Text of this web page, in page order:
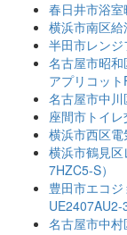
春日井市浴
横浜市南区給
半田市レン
名古屋市昭
アプリコット
名古屋市中川
座間市トイレ
横浜市西区電
横浜市鶴見
7HZC5-S）
豊田市エコ
UE2407AU2-
名古屋市中